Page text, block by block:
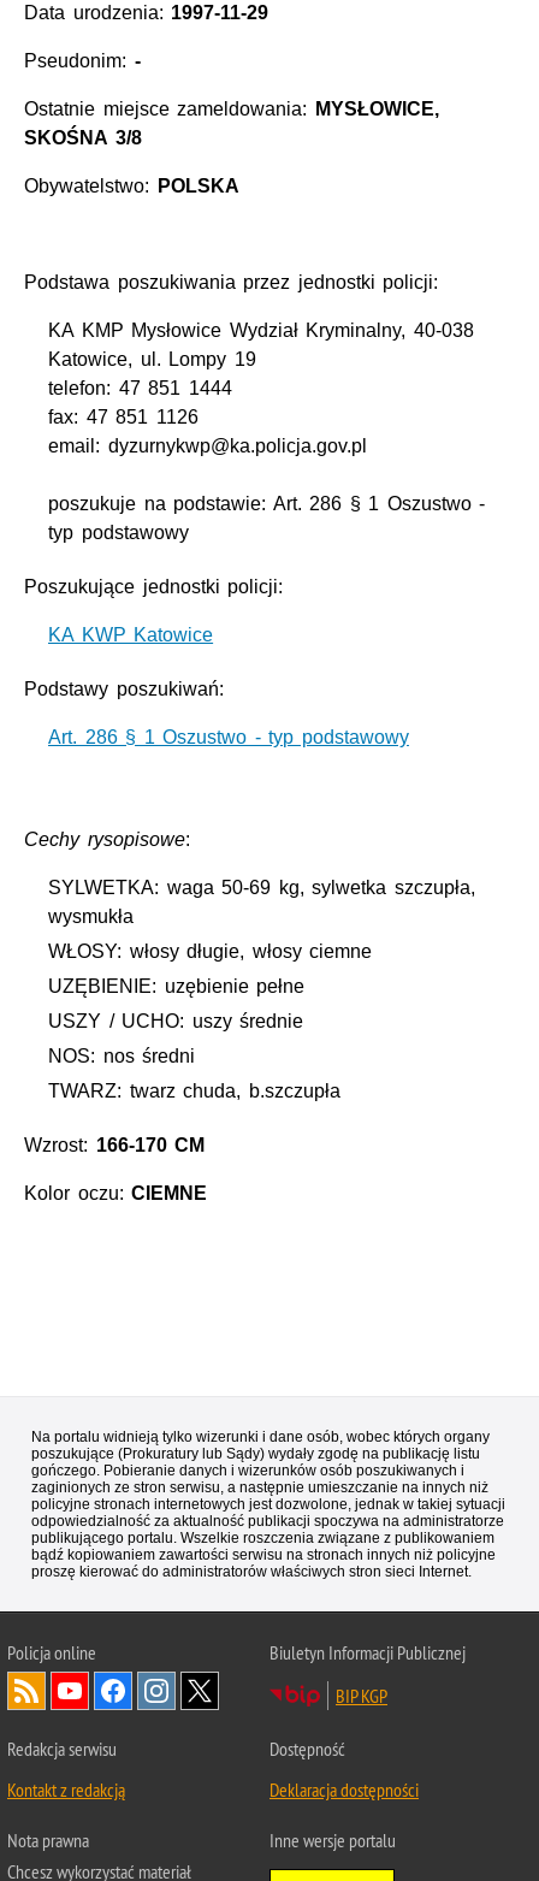
Data urodzenia: 1997-11-29
Pseudonim: -
Ostatnie miejsce zameldowania:
MYSŁOWICE,
SKOŚNA 3/8
Obywatelstwo: POLSKA
Podstawa poszukiwania przez jednostki policji:
KA KMP Mysłowice Wydział Kryminalny, 40-038
Katowice, ul. Lompy 19
telefon: 47 851 1444
fax: 47 851 1126
email: dyzurnykwp@ka.policja.gov.pl
poszukuje na podstawie: Art. 286 § 1 Oszustwo -
typ podstawowy
Poszukujące jednostki policji:
KA KWP Katowice
Podstawy poszukiwań:
Art. 286 § 1 Oszustwo - typ podstawowy
Cechy rysopisowe:
SYLWETKA: waga 50-69 kg, sylwetka szczupła,
wysmukła
WŁOSY: włosy długie, włosy ciemne
UZĘBIENIE: uzębienie pełne
USZY / UCHO: uszy średnie
NOS: nos średni
TWARZ: twarz chuda, b.szczupła
Wzrost: 166-170 CM
Kolor oczu:CIEMNE
Na portalu widnieją tylko wizerunki i dane osób, wobec których organy
poszukujące (Prokuratury lub Sądy) wydały zgodę na publikację listu
gończego. Pobieranie danych i wizerunków osób poszukiwanych i
zaginionych ze stron serwisu, a następnie umieszczanie na innych niż
policyjne stronach internetowych jest dozwolone, jednak w takiej sytuacji
odpowiedzialność za aktualność publikacji spoczywa na administratorze
publikującego portalu. Wszelkie roszczenia związane z publikowaniem
bądź kopiowaniem zawartości serwisu na stronach innych niż policyjne
proszę kierować do administratorów właściwych stron sieci Internet.
Policjaonline
Biuletyn Informacji Publicznej
BIP KGP
Redakcja serwisu
Kontakt z redakcją
Dostępność
Deklaracja dostępności
Nota prawna
Chcesz wykorzystać materiał
Inne wersje portalu